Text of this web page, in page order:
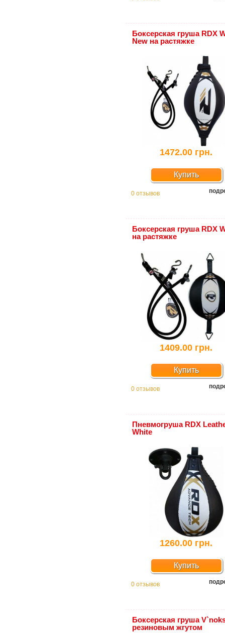
Боксерская груша RDX
New на растяжке
1472.00 грн.
Купить
0 отзывов
Боксерская груша RDX
на растяжке
1409.00 грн.
Купить
0 отзывов
Пневмогруша RDX
White
1260.00 грн.
Купить
0 отзывов
Боксерская груша
резиновым жгутом